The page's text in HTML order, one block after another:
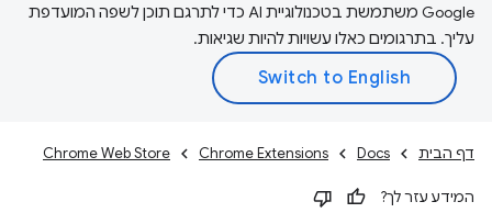
‫Google משתמשת בטכנולוגיית AI כדי לתרגם תוכן לשפה המועדפת
עליך. בתרגומים כאלו עשויות להיות שגיאות.
דף הבית Docs
Chrome Extensions
Chrome Web Store
המידע עזר לך?